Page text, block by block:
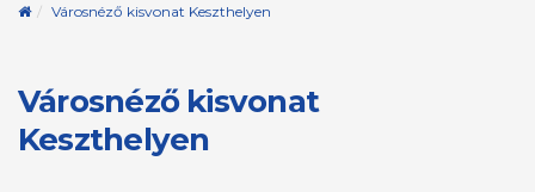
Kezdőoldal
Városnéző kisvonat Keszthelyen
Városnéző kisvonat
Keszthelyen